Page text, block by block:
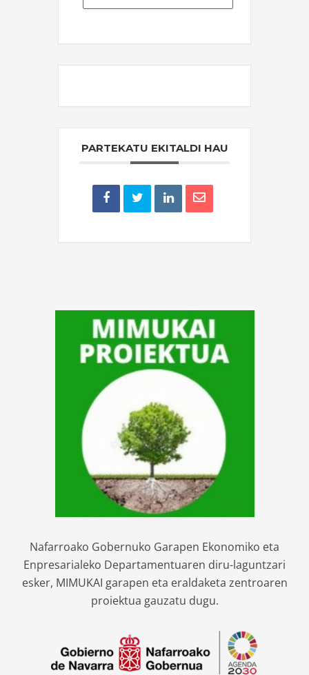
PARTEKATU EKITALDI HAU
Nafarroako Gobernuko Garapen Ekonomiko eta
Enpresarialeko Departamentuaren diru-laguntzari
esker, MIMUKAI garapen eta eraldaketa zentroaren
proiektua gauzatu dugu.